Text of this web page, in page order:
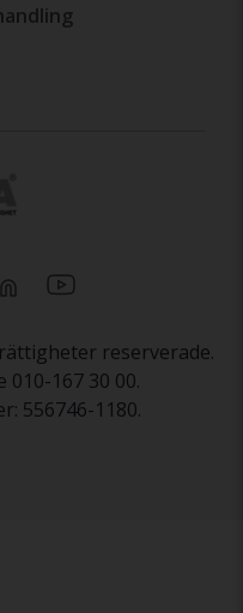
reserverade.
010-167 30 00.
556746-1180.